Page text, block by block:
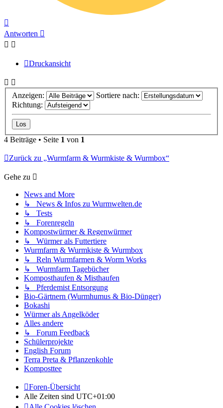
oben
Antworten
Druckansicht
Anzeigen:
Sortiere nach:
Richtung:
4 Beiträge • Seite 1 von 1
Zurück zu „Wurmfarm & Wurmkiste & Wurmbox“
Gehe zu
News and More
↳ News & Infos zu Wurmwelten.de
↳ Tests
↳ Forenregeln
Kompostwürmer & Regenwürmer
↳ Würmer als Futtertiere
Wurmfarm & Wurmkiste & Wurmbox
↳ Reln Wurmfarmen & Worm Works
↳ Wurmfarm Tagebücher
Komposthaufen & Misthaufen
↳ Pferdemist Entsorgung
Bio-Gärtnern (Wurmhumus & Bio-Dünger)
Bokashi
Würmer als Angelköder
Alles andere
↳ Forum Feedback
Schülerprojekte
English Forum
Terra Preta & Pflanzenkohle
Komposttee
Foren-Übersicht
Alle Zeiten sind UTC+01:00